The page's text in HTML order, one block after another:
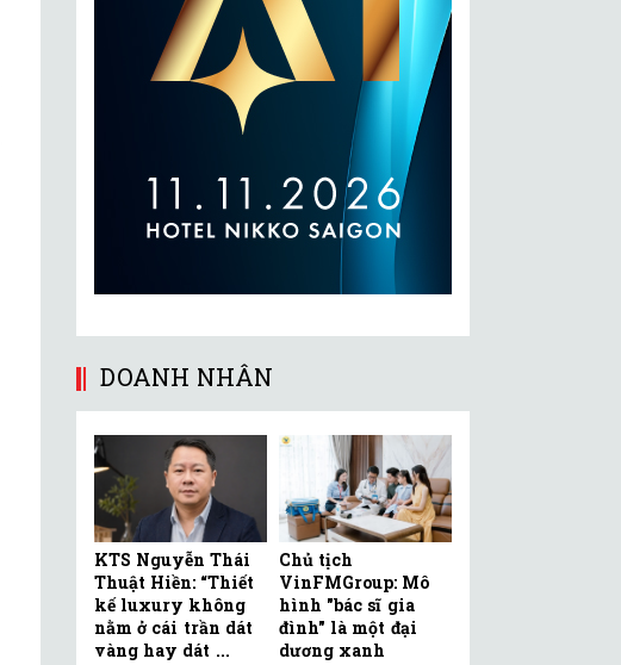
DOANH NHÂN
KTS Nguyễn Thái
Thuật Hiền: “Thiết
kế luxury không
nằm ở cái trần dát
vàng hay dát ...
Chủ tịch
VinFMGroup: Mô
hình "bác sĩ gia
đình" là một đại
dương xanh